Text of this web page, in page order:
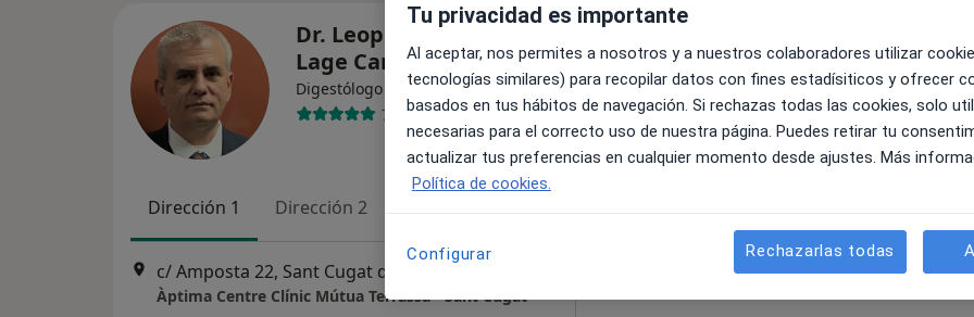
Dr. Leopoldo Manuel
Lage Canedo
Digestólogo Ver más
74 opiniones
Dirección 1 Dirección 2
c/ Amposta 22, Sant Cugat del Vallès
Àptima Centre Clínic Mútua Terrassa - Sant Cugat
La reserva de cita online no está
Pedir una cita
Tu privacidad es importante
Al aceptar, nos permites a nosotros y a nuestros colaboradores utilizar
tecnologías similares) para recopilar datos con fines estadísiticos y ofrecer
basados en tus hábitos de navegación. Si rechazas todas las cookies, solo
necesarias para el correcto uso de nuestra página. Puedes retirar tu
actualizar tus preferencias en cualquier momento desde ajustes. Más
Política de cookies.
Configurar Rechazarlas todas